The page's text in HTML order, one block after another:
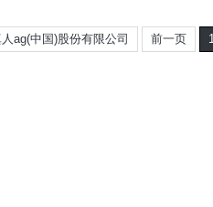
ag(中国)股份有限公司 前一页